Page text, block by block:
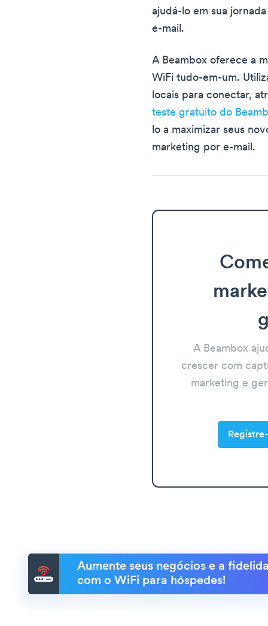
ajudá-lo em sua
e-mail.
A Beambox oferece a
WiFi tudo-em-um.
locais para conectar,
teste gratuito do
lo a maximizar seus
marketing por e-mail.
A Beambox
crescer com
marketing e
Aumente seus negócios e a
com o WiFi para hóspedes!